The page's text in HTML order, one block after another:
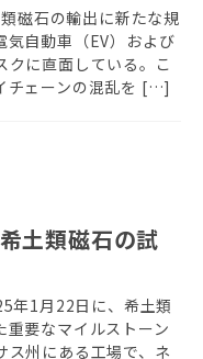
磁石の輸出に新たな規
気自動車（EV）および
クに直面している。こ
チェーンの混乱を […]
土類磁石の試
年1月22日に、希土類
要なマイルストーン
ス州にある工場で、ネ